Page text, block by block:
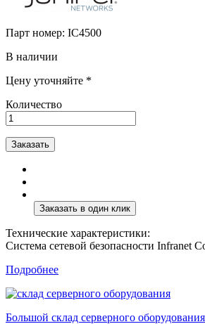
Парт номер: IC4500
В наличии
Цену уточняйте *
Количество
Заказать
Технические характеристики:
Система сетевой безопасности Infranet
Подробнее
Большой склад серверного оборудования